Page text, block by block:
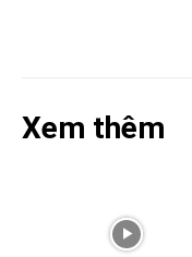
Xem thêm